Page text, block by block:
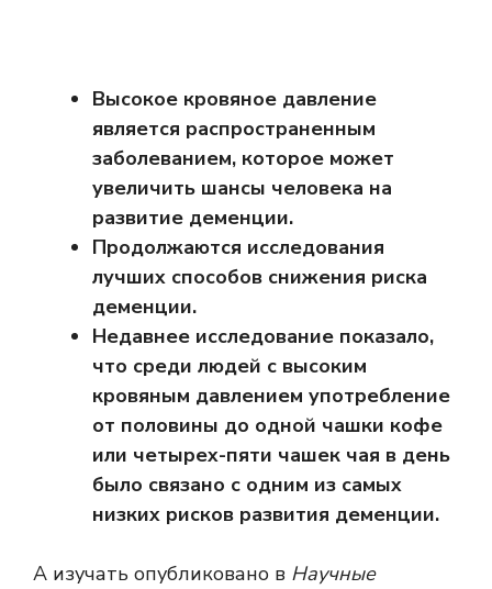
Высокое кровяное давление
является распространенным
заболеванием, которое может
увеличить шансы человека на
развитие деменции.
Продолжаются исследования
лучших способов снижения риска
деменции.
Недавнее исследование показало,
что среди людей с высоким
кровяным давлением употребление
от половины до одной чашки кофе
или четырех-пяти чашек чая в день
было связано с одним из самых
низких рисков развития деменции.
А изучать опубликовано в Научные